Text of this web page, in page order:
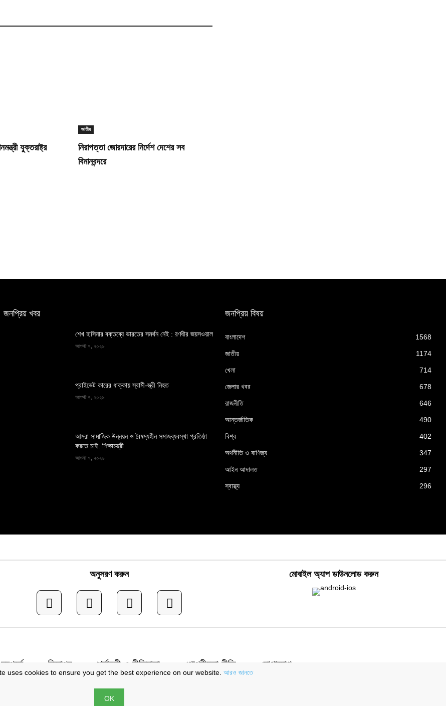
যুক্তরাষ্ট্র
জাতীয়
নিরাপত্তা জোরদারের নির্দেশ দেশের সব
বিমানবন্দরে
জনপ্রিয় খবর
শেখ হাসিনার বক্তব্যে ভারতের সমর্থন নেই : রণধীর জয়সওয়াল
আগস্ট ৭, ২০২৬
প্রাইভেট কারের ধাক্কায় স্বামী-স্ত্রী নিহত
আগস্ট ৭, ২০২৬
আমরা সামাজিক উন্নয়ন ও বৈষম্যহীন সমাজব্যবস্থা প্রতিষ্ঠা
করতে চাই: শিক্ষামন্ত্রী
আগস্ট ৭, ২০২৬
জনপ্রিয় বিষয়
বাংলাদেশ 1568
জাতীয় 1174
খেলা 714
জেলার খবর 678
রাজনীতি 646
আন্তর্জাতিক 490
বিশ্ব 402
অর্থনীতি ও বাণিজ্য 347
আইন আদালত 297
স্বাস্থ্য 296
অনুসরণ করুন মোবাইল অ্যাপ ডাউনলোড করুন
বিজ্ঞাপন শর্তাবলী ও নীতিমালা গোপনীয়তা নীতি যোগাযোগ
জনতা মেইল | সম্পাদক: মো. ইব্রাহীম খলিল | প্রকাশক: মো. জাকির হোসেন
uses cookies to ensure you get the best experience on our website. আরও জানতে
OK